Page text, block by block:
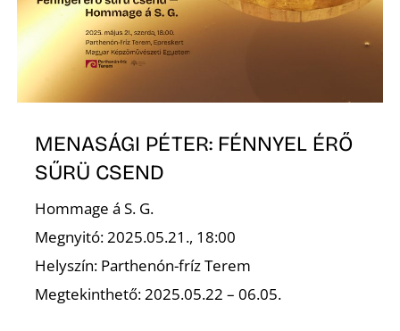
MENASÁGI PÉTER: FÉNNYEL ÉRŐ
SŰRÜ CSEND
Hommage á S. G.
Megnyitó: 2025.05.21., 18:00
Helyszín: Parthenón-fríz Terem
Megtekinthető: 2025.05.22 – 06.05.